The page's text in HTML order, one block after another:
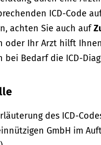
ICD-Code
achten Sie auch auf
oder Ihr Arzt hilft
bei Bedarf die ICD-
des ICD-
GmbH im